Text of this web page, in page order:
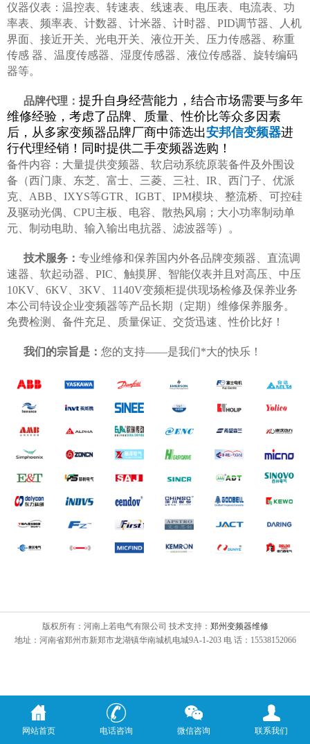
仪器仪表：温控表、转速表、线速表、电压表、电流表、功
率表、频率表、计数器、计米器、计时器、PID调节器、人机
界面、接近开关、光电开关、液位开关、压力传感器、称重
传感 器、温度传感器、湿度传感器、液位传感器、旋转编码
器等。
品牌代理： 提升自身经营能力，结合市场需要与多年
维修经验，考虑了品牌、质量、性价比等众多因素
后，从多家变频器品牌厂商中筛选出安邦信变频器进
行代理经销！同时提供二手变频器选购！
备件内容：大量提供变频器、软启动系统原装备件及外围设
备（西门康、东芝、富士、三菱、三社、IR、西门子、优派
克、ABB、IXYS等GTR、IGBT、IPM模块、整流桥、可控硅
及驱动光偶、CPU主板、电容、散热风扇；大小功率制动单
元、制动电助、输入输出电抗器、滤波器等）。
技术服务： 专业维修和保养国内外各品牌变频器、直流调
速器、软起动器、PIC、触摸屏、智能仪表并且对高压、中压
10KV、6KV、3KV、1140V变频柜提供现场检修及保养业务
本公司特设企业变频器等产品长期（定期）维修保养服务。
免费检测、备件充足、质量保证、交货迅速、性价比好！
我们的宗旨是： 您的支持——是我们*大的快乐！
版权所有：河南上若电气有限公司 技术支持： 郑州变频器维修
地址：河南省郑州市新郑市龙湖镇华南城机电城9A-1-203 电 话：15538152066
网站首页 电话咨询 微信咨询 联系我们